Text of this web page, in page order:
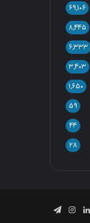
۶۹,۱۰۶
۸,۴۴۵
۶,۳۳۳
۳,۴۰۳
۱,۶۵۰
۵۹
۴۴
۲۸
لینکدیناینستاگرام
تلگرام